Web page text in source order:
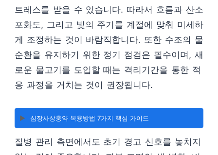
트레스를 받을 수 있습니다. 따라서 흐름과 산소
포화도, 그리고 빛의 주기를 계절에 맞춰 미세하
게 조정하는 것이 바람직합니다. 또한 수조의 물
순환을 유지하기 위한 정기 점검은 필수이며, 새
로운 물고기를 도입할 때는 격리기간을 통한 적
응 과정을 거치는 것이 권장됩니다.
▶️ 심장사상충약 복용방법 7가지 핵심 가이드
질병 관리 측면에서도 초기 경고 신호를 놓치지